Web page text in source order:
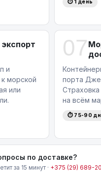
⏱ 1 день
и
морской
или
07
порта
Страховка
на всём
⏱ 75-90
по доставке?
за 15 минут · +375 (29) 689-